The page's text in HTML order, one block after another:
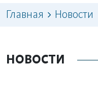
Главная Новости
НОВОСТИ